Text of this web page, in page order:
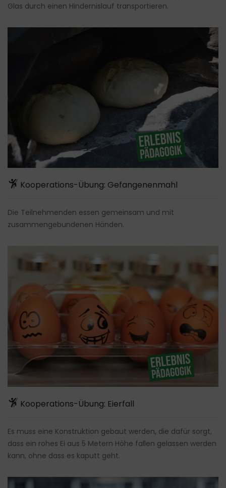
Glas durch einen Hindernislauf transportieren.
Kooperations-Übung: Gefangenenmahl
Die Teilnehmenden essen gemeinsam und mit
zusammengebundenen Händen.
Kooperations-Übung: Eierfall
Es muss eine Konstruktion gebaut werden, die dafür sorgt,
dass ein rohes Ei aus 5 Metern Höhe fallen gelassen werden
kann, ohne dass es kaputt geht.